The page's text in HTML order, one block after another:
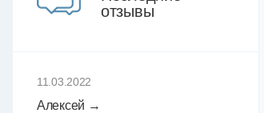
отзывы
11.03.2022
Алексей →